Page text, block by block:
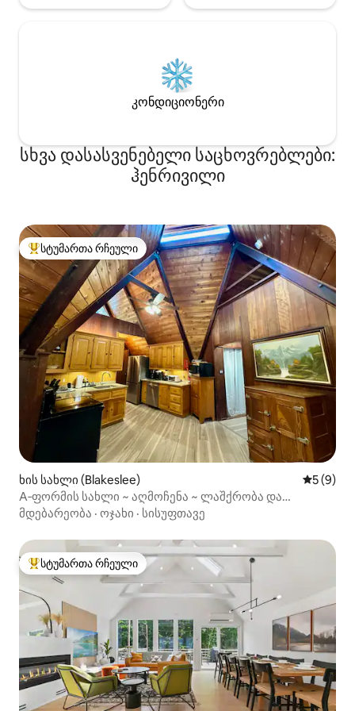
კონდიციონერი
სხვა დასასვენებელი საცხოვრებლები:
ჰენრივილი
სტუმართა რჩეული მოწინავე ვარიანტი
სტუმართა რჩეული
ხის სახლი (Blakeslee) საშუალო
5 (9)
A‑ფორმის სახლი ~ აღმოჩენა ~ ლაშქრობა და
ველოსიპედით სიარული ~ უნიკალური
მდებარეობა · ოჯახი · სისუფთავე
სტუმართა რჩეული მოწინავე ვარიანტი
სტუმართა რჩეული